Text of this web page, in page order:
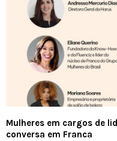
Mulheres em cargos de
conversa em Franca